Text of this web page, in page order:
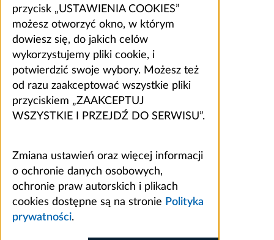
przycisk „USTAWIENIA COOKIES”
możesz otworzyć okno, w którym
dowiesz się, do jakich celów
wykorzystujemy pliki cookie, i
potwierdzić swoje wybory. Możesz też
od razu zaakceptować wszystkie pliki
przyciskiem „ZAAKCEPTUJ
WSZYSTKIE I PRZEJDŹ DO SERWISU”.
Zmiana ustawień oraz więcej informacji
o ochronie danych osobowych,
ochronie praw autorskich i plikach
cookies dostępne są na stronie Polityka
prywatności.